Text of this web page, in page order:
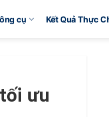
cụ Kết Quả Thực
ưu